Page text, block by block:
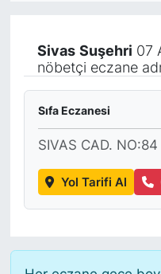
Sivas Suşehri 07
nöbetçi eczane
Sıfa Eczanesi
SIVAS CAD. NO:84
Yol Tarifi Al
KÖŞE YAZILARI
KÜLTÜR SANAT
MAGAZİN
RÖPORTAJ